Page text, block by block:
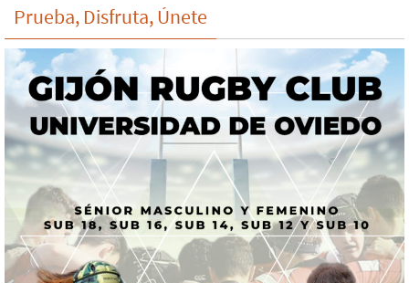
Prueba, Disfruta, Únete